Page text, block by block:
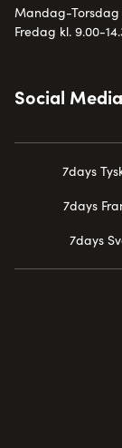
Mandag-Torsdag
Fredag kl. 9.00-
Social Media
7days
7days
7days